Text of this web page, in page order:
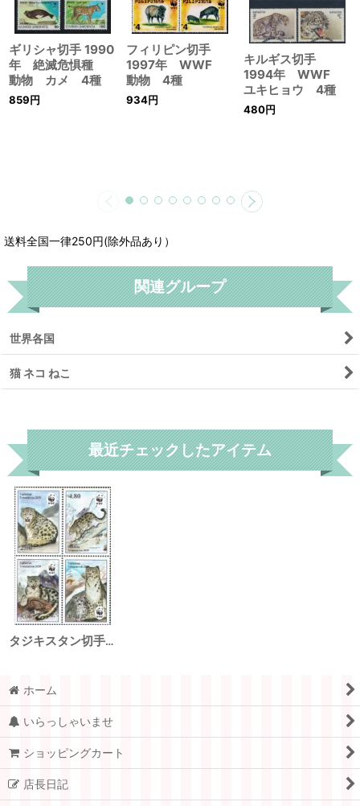
ギリシャ切手 1990
年 絶滅危惧種
動物 カメ 4種
859円
フィリピン切手
1997年 WWF
動物 4種
934円
キルギス切手
1994年 WWF
ユキヒョウ 4種
480円
送料全国一律250円(除外品あり）
関連グループ
世界各国
猫 ネコ ねこ
最近チェックしたアイテム
タジキスタン切手 2019年 WWF 絶滅危惧種 ユキヒョウ 4種
ホーム
いらっしゃいませ
ショッピングカート
店長日記